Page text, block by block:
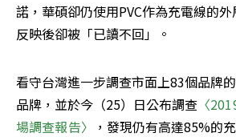
諾，華碩卻仍使用PVC作為充電線的
反映後卻被「已讀不回」。
看守台灣進一步調查市面上83個品牌
品牌，並於今（25）日公布調查 〈
場調查報告〉
，發現仍有高達85%的